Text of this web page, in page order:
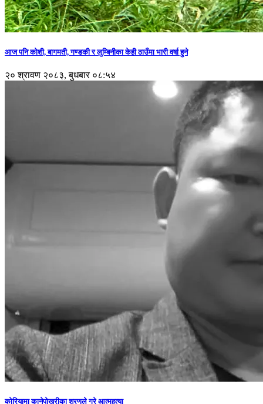
आज पनि कोशी, बागमती, गण्डकी र लुम्बिनीका केही ठाउँमा भारी वर्षा हुने
२० श्रावण २०८३, बुधबार ०८:५४
कोरियामा कानेपोखरीका शरणले गरे आत्महत्या